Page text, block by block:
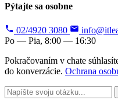
Pýtajte sa osobne
02/4920 3080
Po — Pia, 8:00 — 16:30
Pokračovaním v chate
do konverzácie. Ochrana